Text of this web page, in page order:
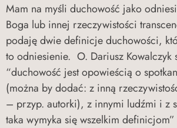
Mam na myśli duchowość jako
Boga lub innej rzeczywistości
podaję dwie definicje duchowości,
to odniesienie. O. Dariusz Kowalczyk
“duchowość jest opowieścią o
(można by dodać: z inną
– przyp. autorki), z innymi ludźmi i z
taka wymyka się wszelkim definicjom”